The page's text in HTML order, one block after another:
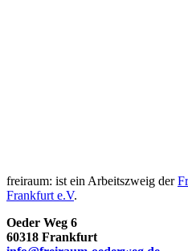
freiraum: ist ein Arbeitszweig der
Frankfurt e.V.
Oeder Weg 6
60318 Frankfurt